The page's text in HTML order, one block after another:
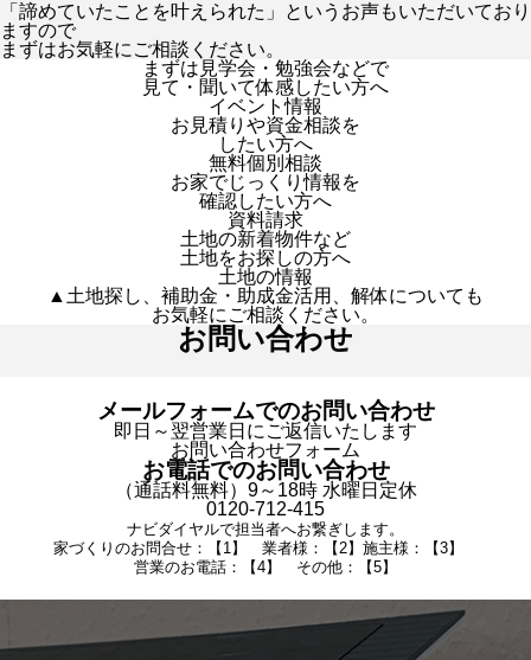
「諦めていたことを叶えられた」というお声もいただいており
ますので
まずはお気軽にご相談ください。
まずは見学会・勉強会などで
見て・聞いて体感したい方へ
イベント情報
お見積りや資金相談を
したい方へ
無料個別相談
お家でじっくり情報を
確認したい方へ
資料請求
土地の新着物件など
土地をお探しの方へ
土地の情報
▲土地探し、補助金・助成金活用、解体についても
お気軽にご相談ください。
お問い合わせ
メールフォームでのお問い合わせ
即日～翌営業日にご返信いたします
お問い合わせフォーム
お電話でのお問い合わせ
（通話料無料）9～18時 水曜日定休
0120-712-415
ナビダイヤルで担当者へお繋ぎします。
家づくりのお問合せ：【1】 業者様：【2】施主様：【3】
営業のお電話：【4】 その他：【5】